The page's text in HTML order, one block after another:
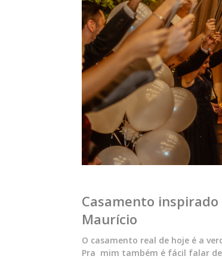
Casamento
Maurício
O casamento real de hoje é a
Pra mim também é fácil falar